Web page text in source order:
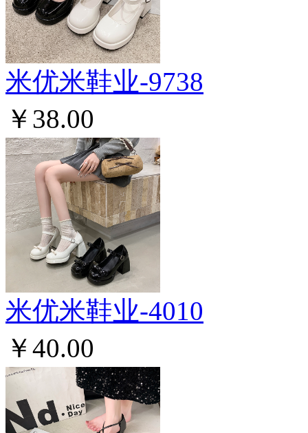
米优米鞋业-9738
￥38.00
米优米鞋业-4010
￥40.00